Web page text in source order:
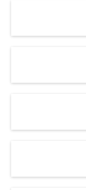
S
und den daraus
Maßnahmen
Rebe und
Anhang
1 Seite•1,4